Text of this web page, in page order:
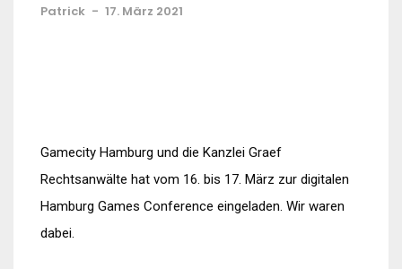
Patrick - 17. März 2021
Gamecity Hamburg und die Kanzlei Graef
Rechtsanwälte hat vom 16. bis 17. März zur digitalen
Hamburg Games Conference eingeladen. Wir waren
dabei.